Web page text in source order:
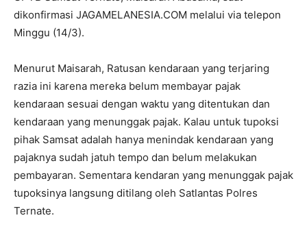
dikonfirmasi JAGAMELANESIA.COM melalui via telepon
Minggu (14/3).
Menurut Maisarah, Ratusan kendaraan yang terjaring
razia ini karena mereka belum membayar pajak
kendaraan sesuai dengan waktu yang ditentukan dan
kendaraan yang menunggak pajak. Kalau untuk tupoksi
pihak Samsat adalah hanya menindak kendaraan yang
pajaknya sudah jatuh tempo dan belum melakukan
pembayaran. Sementara kendaran yang menunggak pajak
tupoksinya langsung ditilang oleh Satlantas Polres
Ternate.